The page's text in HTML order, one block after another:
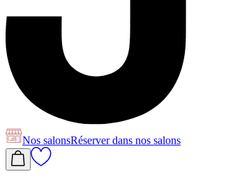
Nos salonsRéserverdans nos salons